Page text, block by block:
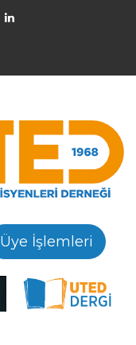
Üye İşlemleri